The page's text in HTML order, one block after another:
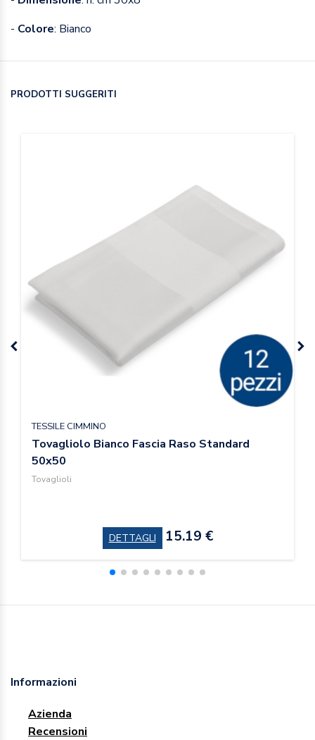
- Colore: Bianco
PRODOTTI SUGGERITI
TESSILE CIMMINO
Tovagliolo Bianco Fascia Raso Standard
50x50
Tovaglioli
DETTAGLI 15.19 €
Informazioni
Azienda
Recensioni